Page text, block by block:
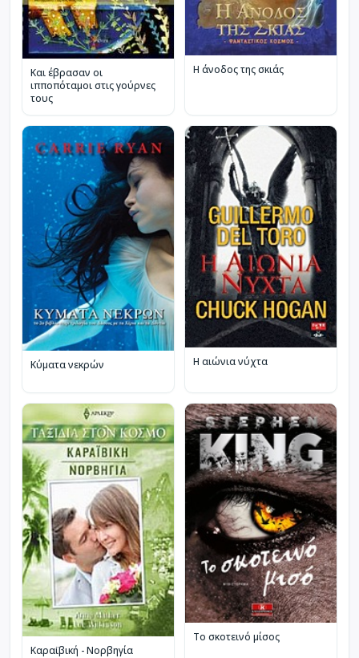
Και έβρασαν οι
ιπποπόταμοι στις γούρνες
τους
Η άνοδος της σκιάς
Κύματα νεκρών Η αιώνια νύχτα
Καραϊβική - Νορβηγία
Το σκοτεινό μίσος